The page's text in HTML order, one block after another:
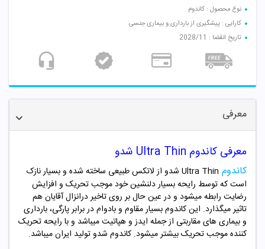
نوع محصول : کاندوم
کارایی : پیشگیری از بارداری و بیماری جنسی
تاریخ انقضا : 2028/11
معرفی
معرفی کاندوم Ultra Thin شدو
کاندوم Ultra Thin شدو
از لاتکس طبیعی ساخته شده و بسیار نازک
است که توسط رایحه بسیار دلنشین خود موجب تحریک و افزایش
رضایت رابطه میشود و در عین حال بر روی تاخیر درانزال آقایان هم
تاثیر میگذارد. این کاندوم بسیار مقاوم و بادوام در برابر پارگی، بارداری
و بیماری های مقاربتی از جمله ایدز و هپاتیت میباشد و با رایحه تحریک
کننده موجب تحریک بیشتر میشود. کاندوم شدو تولید ایران میباشد.